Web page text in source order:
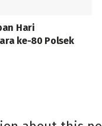
Hari
ke-80 Polsek